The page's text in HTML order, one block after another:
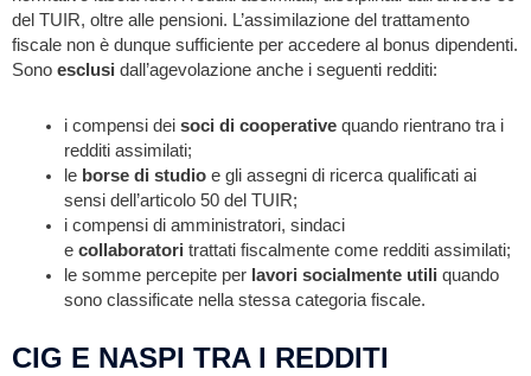
del TUIR, oltre alle pensioni. L’assimilazione del trattamento
fiscale non è dunque sufficiente per accedere al bonus dipendenti.
Sono esclusi dall’agevolazione anche i seguenti redditi:
i compensi dei soci di cooperativequando rientrano tra i
redditi assimilati;
le borse di studioe gli assegni di ricerca qualificati ai
sensi dell’articolo 50 del TUIR;
i compensi di amministratori, sindaci
ecollaboratori trattati fiscalmente come redditi assimilati;
le somme percepite per lavori socialmente utili quando
sono classificate nella stessa categoria fiscale.
CIG E NASPI TRA I REDDITI